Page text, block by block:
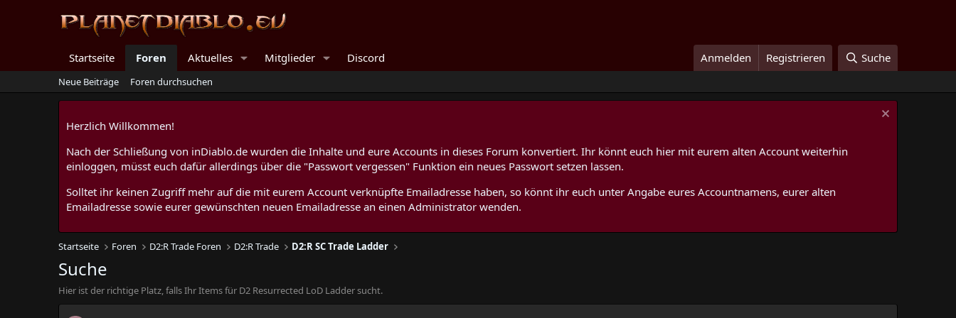
Startseite Foren Aktuelles Mitglieder Discord Anmelden Registrieren Suche
Neue Beiträge Foren durchsuchen
Herzlich Willkommen!
Nach der Schließung von inDiablo.de wurden die Inhalte und eure Accounts in dieses Forum konvertiert. Ihr könnt euch hier mit eurem alten Account weiterhin
einloggen, müsst euch dafür allerdings über die "Passwort vergessen" Funktion ein neues Passwort setzen lassen.
Solltet ihr keinen Zugriff mehr auf die mit eurem Account verknüpfte Emailadresse haben, so könnt ihr euch unter Angabe eures Accountnamens, eurer alten
Emailadresse sowie eurer gewünschten neuen Emailadresse an einen Administrator wenden.
Startseite Foren D2:R Trade Foren D2:R Trade D2:R SC Trade Ladder
Suche
Hier ist der richtige Platz, falls Ihr Items für D2 Resurrected LoD Ladder sucht.